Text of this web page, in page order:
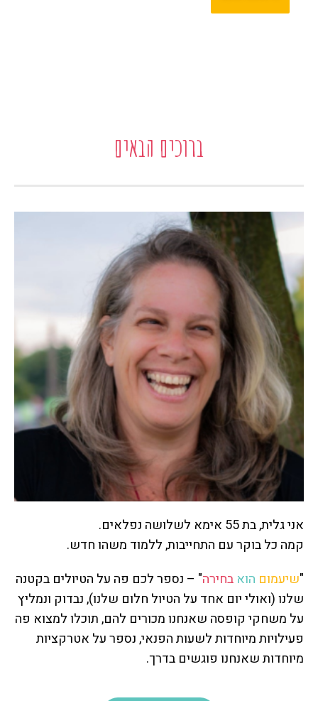
ברוכים הבאים
אני גלית, בת 55 אימא לשלושה נפלאים.
קמה כל בוקר עם התחייבות, ללמוד משהו חדש.
"שיעמום הוא בחירה" – נספר לכם פה על הטיולים בקטנה
שלנו (ואולי יום אחד על הטיול חלום שלנו), נבדוק ונמליץ
על משחקי קופסה שאנחנו מכורים להם, תוכלו למצוא פה
פעילויות מיוחדות לשעות הפנאי, נספר על אטרקציות
מיוחדות שאנחנו פוגשים בדרך.